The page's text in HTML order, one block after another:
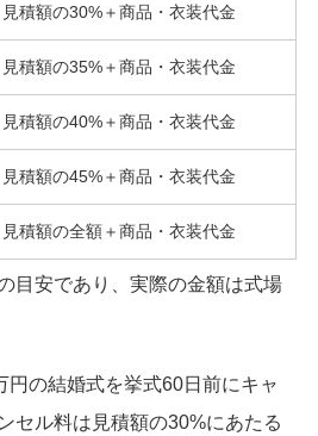
見積額の30%＋商品・衣装代金
見積額の35%＋商品・衣装代金
見積額の40%＋商品・衣装代金
見積額の45%＋商品・衣装代金
見積額の全額＋商品・衣装代金
目安であり、実際の金額は式場
円の結婚式を挙式60日前にキャ
セル料は見積額の30%にあたる